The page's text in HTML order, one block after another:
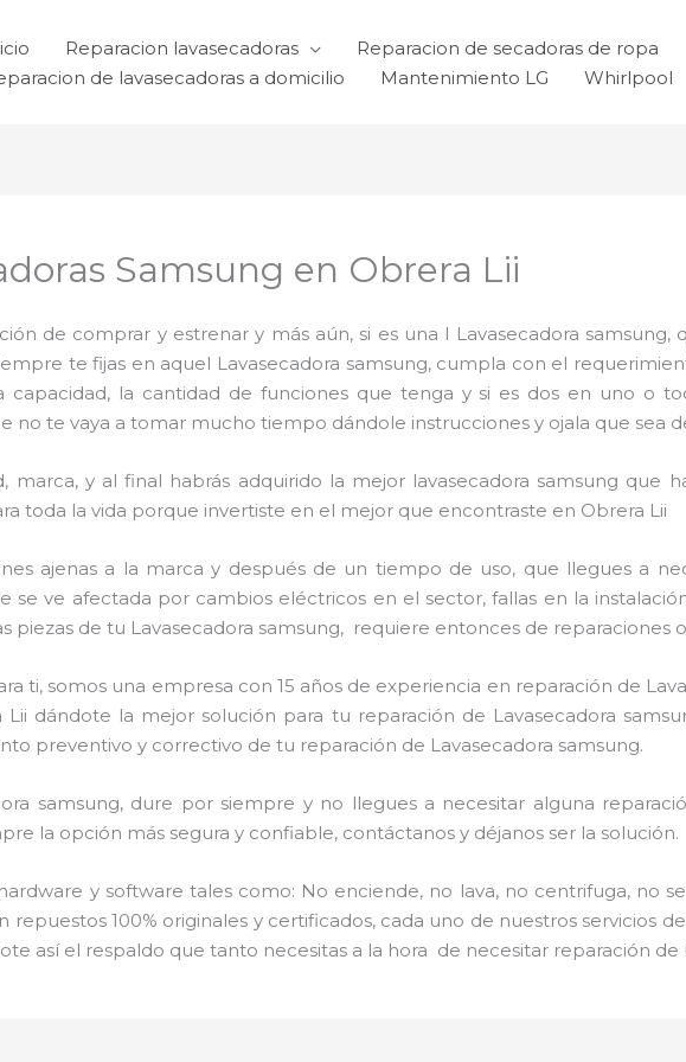
Reparacion lavasecadoras Reparacion de secadoras de ropa
de lavasecadoras a domicilio
Mantenimiento LG Whirlpool
Samsung en Obrera Lii
de comprar y estrenar y más aún, si es una l Lavasecadora
te fijas en aquel Lavasecadora samsung, cumpla con el
capacidad, la cantidad de funciones que tenga y si es dos en uno o
no te vaya a tomar mucho tiempo dándole instrucciones y ojala que sea
marca, y al final habrás adquirido la mejor lavasecadora samsung que
toda la vida porque invertiste en el mejor que encontraste en Obrera Lii
ajenas a la marca y después de un tiempo de uso, que llegues a
se ve afectada por cambios eléctricos en el sector, fallas en la
piezas de tu Lavasecadora samsung, requiere entonces de reparaciones
ti, somos una empresa con 15 años de experiencia en reparación de
dándote la mejor solución para tu reparación de Lavasecadora
preventivo y correctivo de tu reparación de Lavasecadora samsung.
samsung, dure por siempre y no llegues a necesitar alguna
la opción más segura y confiable, contáctanos y déjanos ser la solución.
y software tales como: No enciende, no lava, no centrifuga, no
repuestos 100% originales y certificados, cada uno de nuestros servicios
así el respaldo que tanto necesitas a la hora de necesitar reparación de